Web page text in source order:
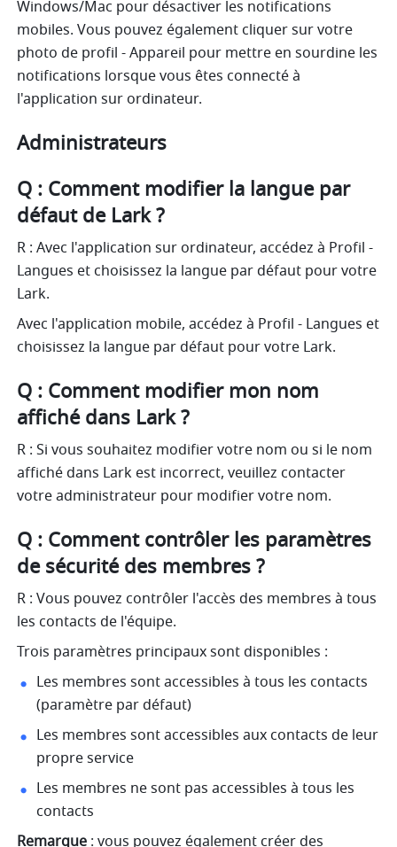
Windows/Mac pour désactiver les notifications
mobiles. Vous pouvez également cliquer sur votre
photo de profil - Appareil pour mettre en sourdine les
notifications lorsque vous êtes connecté à
l'application sur ordinateur.
Administrateurs
Q : Comment modifier la langue par
défaut de Lark ?
R : Avec l'application sur ordinateur, accédez à Profil -
Langues et choisissez la langue par défaut pour votre
Lark.
Avec l'application mobile, accédez à Profil - Langues et
choisissez la langue par défaut pour votre Lark.
Q : Comment modifier mon nom
affiché dans Lark ?
R : Si vous souhaitez modifier votre nom ou si le nom
affiché dans Lark est incorrect, veuillez contacter
votre administrateur pour modifier votre nom.
Q : Comment contrôler les paramètres
de sécurité des membres ?
R : Vous pouvez contrôler l'accès des membres à tous
les contacts de l'équipe.
Trois paramètres principaux sont disponibles :
Les membres sont accessibles à tous les contacts
(paramètre par défaut)
Les membres sont accessibles aux contacts de leur
propre service
Les membres ne sont pas accessibles à tous les
contacts
Remarque : vous pouvez également créer des